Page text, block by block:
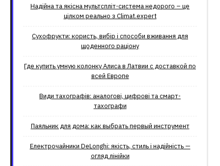
Надійна та якісна мультспліт-система недорого – це
цілком реально з Climat.еxpert
Сухофрукти: користь, вибір і способи вживання для
щоденного раціону
Где купить умную колонку Алиса в Латвии с доставкой по
всей Европе
Види тахографів: аналогові, цифрові та смарт-
тахографи
Паяльник для дома: как выбрать первый инструмент
Електрочайники DeLonghi: якість, стиль і надійність —
огляд лінійки